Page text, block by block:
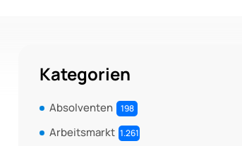
Kategorien
Absolventen 198
Arbeitsmarkt 1.261